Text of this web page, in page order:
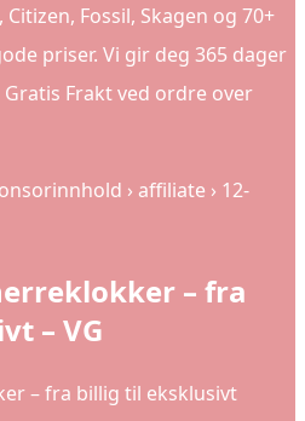
Fossil, Skagen og 70+
priser. Vi gir deg 365 dager
Frakt ved ordre over
› affiliate › 12-
– fra
– VG
– fra billig til eksklusivt